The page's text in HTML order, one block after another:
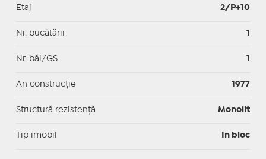
Etaj 2/P+10
Nr. bucătării 1
Nr. băi/GS 1
An construcție 1977
Structură rezistență Monolit
Tip imobil In bloc